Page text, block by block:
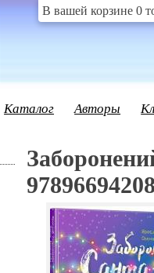
В вашей корзине 0
Каталог Авторы